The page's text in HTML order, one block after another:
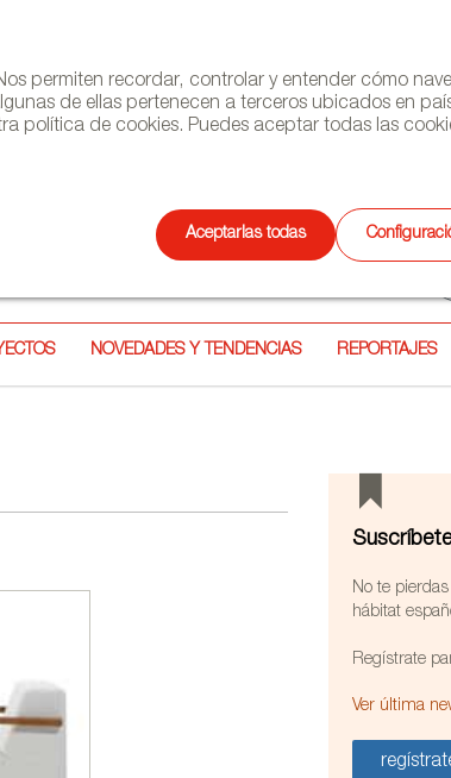
permiten recordar, controlar y entender cómo
de ellas pertenecen a terceros ubicados en
política de cookies. Puedes aceptar todas las
Aceptarlas todas
NOVEDADES Y TENDENCIAS REPORTAJES
No te
hábitat
Regístrate
Ver última